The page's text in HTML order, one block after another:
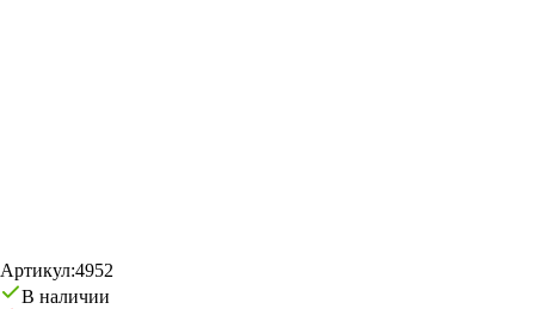
Артикул:4952
В наличии